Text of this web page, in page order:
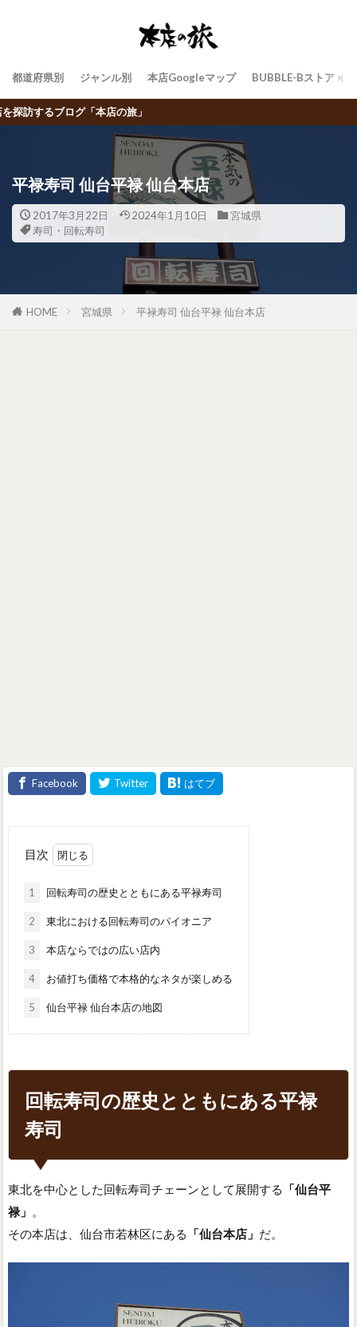
都道府県別 ジャンル別 本店Googleマップ BUBBLE-Bストア
平禄寿司 仙台平禄 仙台本店
2017年3月22日 2024年1月10日
宮城県
寿司・回転寿司
HOME 宮城県 平禄寿司 仙台平禄 仙台本店
目次
1 回転寿司の歴史とともにある平禄寿司
2 東北における回転寿司のパイオニア
3 本店ならではの広い店内
4 お値打ち価格で本格的なネタが楽しめる
5 仙台平禄 仙台本店の地図
回転寿司の歴史とともにある平禄
寿司
東北を中心とした回転寿司チェーンとして展開する
「仙台平
禄」
その本店は、仙台市若林区にある
「仙台本店」 だ。